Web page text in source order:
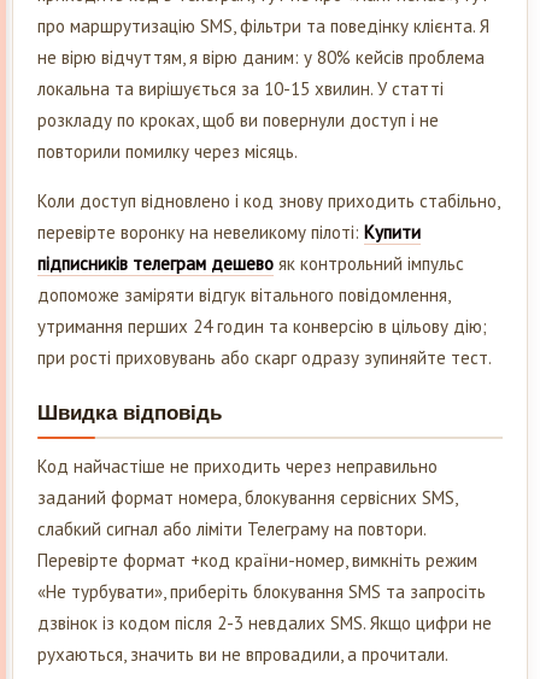
про маршрутизацію SMS, фільтри та поведінку клієнта. Я
не вірю відчуттям, я вірю даним: у 80% кейсів проблема
локальна та вирішується за 10-15 хвилин. У статті
розкладу по кроках, щоб ви повернули доступ і не
повторили помилку через місяць.
Коли доступ відновлено і код знову приходить стабільно,
перевірте воронку на невеликому пілоті: Купити
підписників телеграм дешево як контрольний імпульс
допоможе заміряти відгук вітального повідомлення,
утримання перших 24 годин та конверсію в цільову дію;
при рості приховувань або скарг одразу зупиняйте тест.
Швидка відповідь
Код найчастіше не приходить через неправильно
заданий формат номера, блокування сервісних SMS,
слабкий сигнал або ліміти Телеграму на повтори.
Перевірте формат +код країни-номер, вимкніть режим
«Не турбувати», приберіть блокування SMS та запросіть
дзвінок із кодом після 2-3 невдалих SMS. Якщо цифри не
рухаються, значить ви не впровадили, а прочитали.